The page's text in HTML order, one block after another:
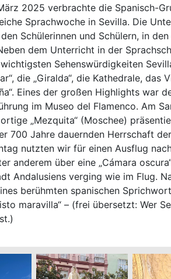
2025 verbrachte die Spanisch-
Sprachwoche in Sevilla. Die
Schülerinnen und Schülern, in
dem Unterricht in der
Sehenswürdigkeiten
die „Giralda“, die Kathedrale, das
Eines der großen Highlights war
im Museo del Flamenco. Am
„Mezquita“ (Moschee)
700 Jahre dauernden Herrschaft
nutzten wir für einen Ausflug
anderem über eine „Cámara
Andalusiens verging wie im Flug.
berühmten spanischen
maravilla“ – (frei übersetzt: Wer